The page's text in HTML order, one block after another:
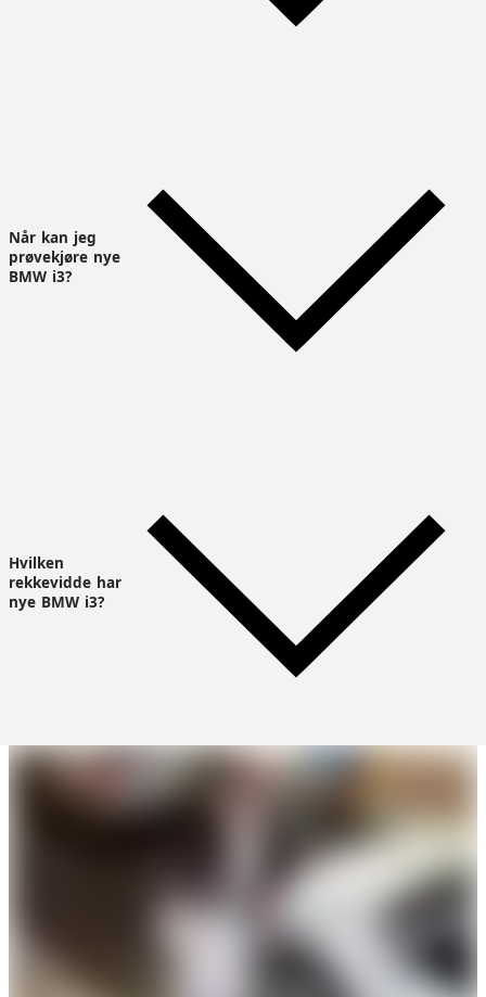
Når kan jeg
prøvekjøre nye
BMW i3?
Hvilken
rekkevidde har
nye BMW i3?